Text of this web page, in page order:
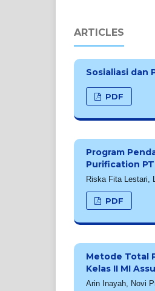
ARTICLES
Sosialiasi dan
PDF
Program
Purification
Riska Fita Lestari,
PDF
Metode Total
Kelas II MI
Arin Inayah, Novi